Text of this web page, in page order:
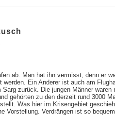
ab. Man hat ihn vermisst, denn er
Ein Anderer ist auch am
zurück. Die jungen Männer waren
gehörten zu den derzeit rund 3000
Was hier im Krisengebiet
Vorstellung. Verdrängen ist so